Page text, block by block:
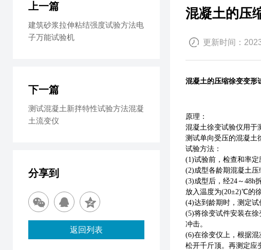
混凝土的压
更新时间：
混凝土的压缩徐变变形
原理：
混凝土徐变试验仪用于
测试单向受压的混凝土
试验方法：
(1)试验前，检查和率定
(2)成型各龄期混凝土
(3)成型后，经24～48h
放入温度为(20±2)℃的
(4)达到龄期时，测定试
(5)将徐变试件安装在
冲击。
(6)在徐变仪上，根据
松开千斤顶。再测定应
上一篇
建筑砂浆拉伸粘结强度试验方法电
子万能试验机
下一篇
测试混凝土新拌特性试验方法混凝
土流变仪
分享到
返回列表